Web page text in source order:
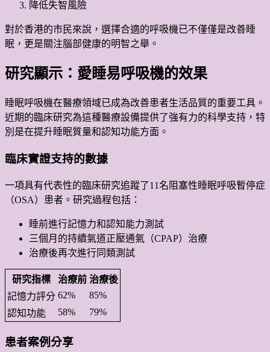
降低失智風險
對於香港的市民來說，選擇合適的呼吸機已不僅僅是改善睡
眠，更是關注腦部健康的明智之舉。
研究顯示：愛睡易呼吸機的效果
睡眠呼吸機在醫療領域已成為改善患者生活品質的重要工具。
近期的臨床研究為這種醫療設備提供了強有力的科學支持，特
別是在提升睡眠質量和認知功能方面。
臨床實證支持的數據
一項具有代表性的臨床研究追蹤了11名阻塞性睡眠呼吸暫停症
（OSA）患者。研究過程包括：
睡前進行記憶力和認知能力測試
三個月的持續氣道正壓通氣（CPAP）治療
治療後再次進行同類測試
研究指標 治療前 治療後
記憶力評分 62%
85%
認知功能
58% 79%
患者案例分享